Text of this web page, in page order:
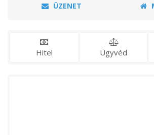
ÜZENET
Hitel Ügyvéd